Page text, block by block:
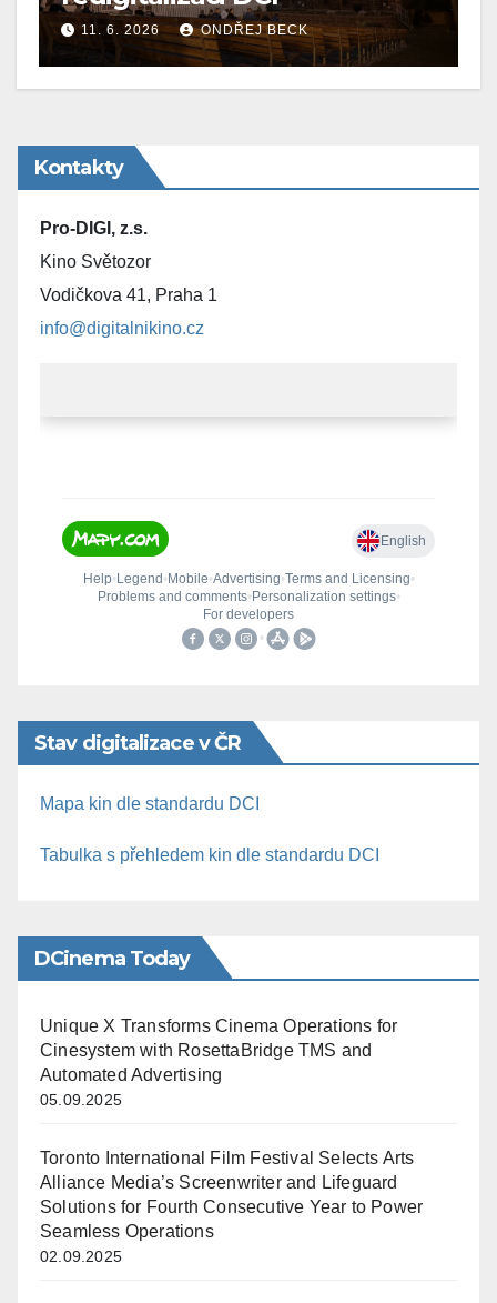
11. 6. 2026 ONDŘEJ BECK
Kontakty
Pro-DIGI, z.s.
Kino Světozor
Vodičkova 41, Praha 1
info@digitalnikino.cz
Stav digitalizace v ČR
Mapa kin dle standardu DCI
Tabulka s přehledem kin dle standardu DCI
DCinema Today
Unique X Transforms Cinema Operations for
Cinesystem with RosettaBridge TMS and
Automated Advertising
05.09.2025
Toronto International Film Festival Selects Arts
Alliance Media’s Screenwriter and Lifeguard
Solutions for Fourth Consecutive Year to Power
Seamless Operations
02.09.2025